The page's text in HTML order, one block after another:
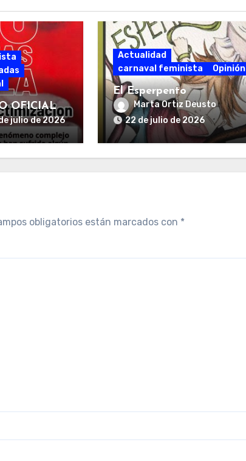
OFICIAL
julio de 2026
Actualidad
carnaval feminista
Opinión
El Esperpento
Marta Ortiz Deusto
22 de julio de 2026
obligatorios están marcados con *